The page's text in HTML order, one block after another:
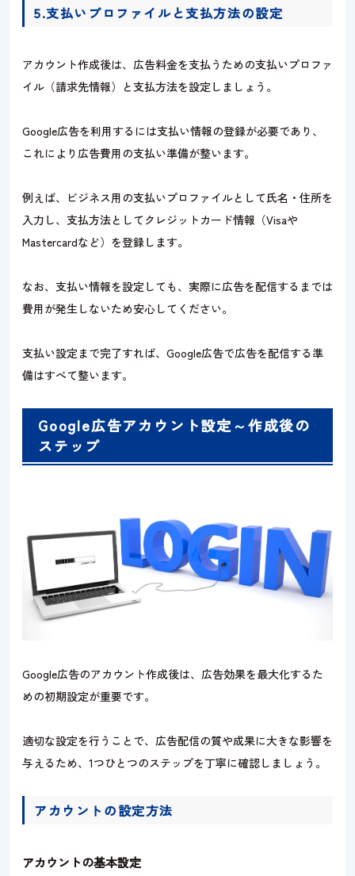
5.支払いプロファイルと支払方法の設定
アカウント作成後は、広告料金を支払うための支払いプロファ
イル（請求先情報）と支払方法を設定しましょう。
Google広告を利用するには支払い情報の登録が必要であり、
これにより広告費用の支払い準備が整います。
例えば、ビジネス用の支払いプロファイルとして氏名・住所を
入力し、支払方法としてクレジットカード情報（Visaや
Mastercardなど）を登録します。
なお、支払い情報を設定しても、実際に広告を配信するまでは
費用が発生しないため安心してください。
支払い設定まで完了すれば、Google広告で広告を配信する準
備はすべて整います。
Google広告アカウント設定～作成後の
ステップ
Google広告のアカウント作成後は、広告効果を最大化するた
めの初期設定が重要です。
適切な設定を行うことで、広告配信の質や成果に大きな影響を
与えるため、1つひとつのステップを丁寧に確認しましょう。
アカウントの設定方法
アカウントの基本設定